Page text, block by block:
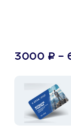
3000 ₽ -